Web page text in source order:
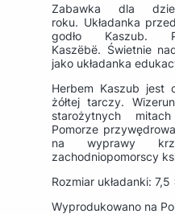
Zabawka dla
roku. Układanka
godło Kaszub.
Kaszëbë. Świetnie
jako układanka
Herbem Kaszub jest
żółtej tarczy.
starożytnych
Pomorze
na wyprawy
zachodniopomorscy
Rozmiar układanki:
Wyprodukowano na